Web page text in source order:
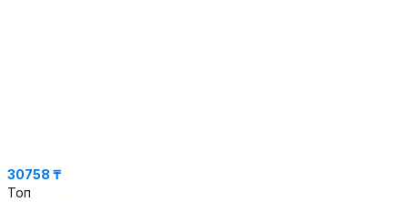
30758 ₸
Топ